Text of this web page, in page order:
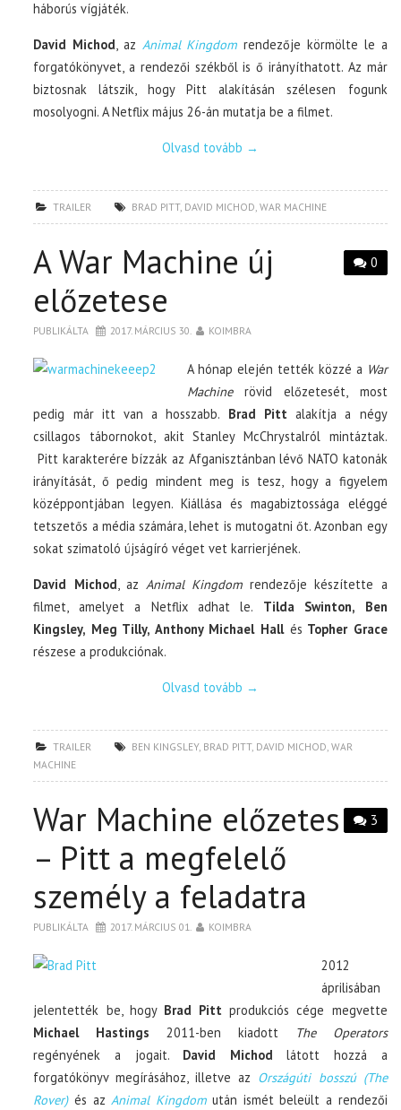
háborús vígjáték.
David Michod, az Animal Kingdom rendezője körmölte le a
forgatókönyvet, a rendezői székből is ő irányíthatott. Az már
biztosnak látszik, hogy Pitt alakításán szélesen fogunk
mosolyogni. A Netflix május 26-án mutatja be a filmet.
Olvasd tovább →
TRAILER BRAD PITT, DAVID MICHOD,WAR MACHINE
0
A War Machine új
előzetese
PUBLIKÁLTA 2017. MÁRCIUS 30. KOIMBRA
A hónap elején tették közzé a War
Machinerövid előzetesét, most
pedig már itt van a hosszabb. Brad Pittalakítja a négy
csillagos tábornokot, akit Stanley McChrystalról mintáztak.
Pitt karakterére bízzák az Afganisztánban lévő NATO katonák
irányítását, ő pedig mindent meg is tesz, hogy a figyelem
középpontjában legyen. Kiállása és magabiztossága eléggé
tetszetős a média számára, lehet is mutogatni őt. Azonban egy
sokat szimatoló újságíró véget vet karrierjének.
David Michod, az Animal Kingdom rendezője készítette a
filmet, amelyet a Netflix adhat le. Tilda Swinton, Ben
Kingsley, Meg Tilly, Anthony Michael Hall és Topher Grace
részese a produkciónak.
Olvasd tovább →
TRAILER BEN KINGSLEY, BRAD PITT, DAVID MICHOD,WAR
MACHINE
3
War Machine előzetes
– Pitt a megfelelő
személy a feladatra
PUBLIKÁLTA 2017. MÁRCIUS 01. KOIMBRA
2012
áprilisában
jelentették be, hogy Brad Pitt produkciós cége megvette
Michael Hastings 2011-ben kiadott
The Operators
regényének a jogait. David Michod látott hozzá a
forgatókönyv megírásához, illetve az Országúti bosszú (The
Rover)és azAnimal Kingdomután ismét beleült a rendezői